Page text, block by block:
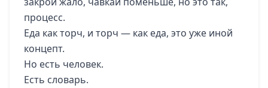
процесс.
Еда как торч, и торч — как еда, это уже иной
концепт.
Но есть человек.
Есть словарь.